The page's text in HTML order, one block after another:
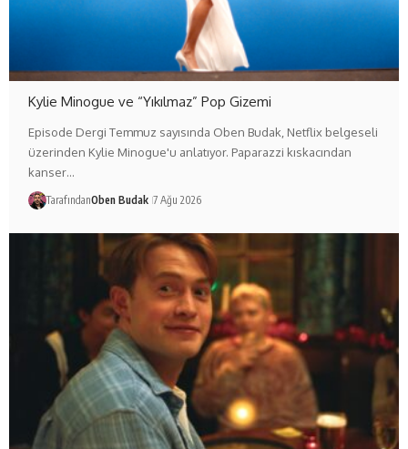
Kylie Minogue ve “Yıkılmaz” Pop Gizemi
Episode Dergi Temmuz sayısında Oben Budak, Netflix belgeseli
üzerinden Kylie Minogue'u anlatıyor. Paparazzi kıskacından
kanser…
TarafındanOben Budak 7 Ağu 2026